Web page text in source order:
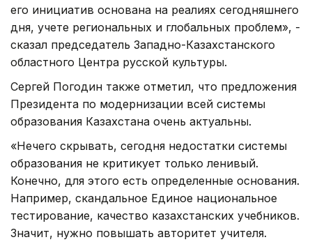
его инициатив основана на реалиях сегодняшнего
дня, учете региональных и глобальных проблем», -
сказал председатель Западно-Казахстанского
областного Центра русской культуры.
Сергей Погодин также отметил, что предложения
Президента по модернизации всей системы
образования Казахстана очень актуальны.
«Нечего скрывать, сегодня недостатки системы
образования не критикует только ленивый.
Конечно, для этого есть определенные основания.
Например, скандальное Единое национальное
тестирование, качество казахстанских учебников.
Значит, нужно повышать авторитет учителя.